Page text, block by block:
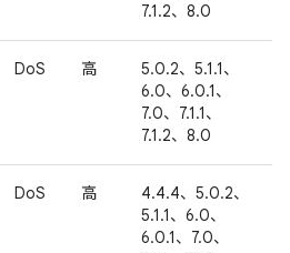
7.1.2、8.0
DoS 高
5.0.2、5.1.1、
6.0、6.0.1、
7.0、7.1.1、
7.1.2、8.0
DoS 高
4.4.4、5.0.2、
5.1.1、6.0、
6.0.1、7.0、